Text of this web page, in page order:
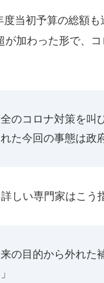
当初予算の総額も
が加わった形で、
全のコロナ対策を
た今回の事態は政
しい専門家はこう
来の目的から外れ